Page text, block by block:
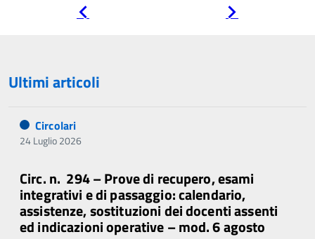
Ultimi articoli
Circolari
24 Luglio 2026
Circ. n. 294 – Prove di recupero, esami
integrativi e di passaggio: calendario,
assistenze, sostituzioni dei docenti assenti
ed indicazioni operative – mod. 6 agosto